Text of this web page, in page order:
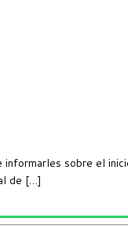
sobre el
de […]